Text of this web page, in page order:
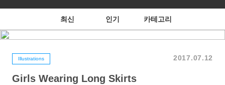
최신 인기 카테고리
Illustrations 2017.07.12
Girls Wearing Long Skirts